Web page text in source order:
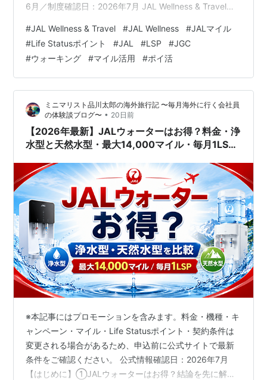
6月／制度確認日：2026年7月 JAL Wellness & Travelを
マイルでした。月平均は約186,323歩・約148マイル。健
康のために歩く習慣へJALマイルとLife Status ポイント
（LSP）を上乗せできる一方、マイルだけで月額料金の
元を取れるかは、1マイルを何円相当…
#JAL Wellness & Travel #JAL Wellness #JALマイル
#Life Statusポイント #JAL #LSP #JGC
#ウォーキング #マイル活用 #ポイ活
ミニマリスト品川太郎の海外旅行記 〜毎月海外に行く会社員
の体験談ブログ〜 • 20日前
【2026年最新】JALウォーターはお得？料金・浄
水型と天然水型・最大14,000マイル・毎月1LSP
※本記事にはプロモーションを含みます。料金・機種・キ
ャンペーン・マイル・Life Statusポイント・契約条件は
変更される場合があるため、申込前に公式サイトで最新
条件をご確認ください。 公式情報確認日：2026年7月
【はじめに】①JALウォーターはお得？結論を先に解説